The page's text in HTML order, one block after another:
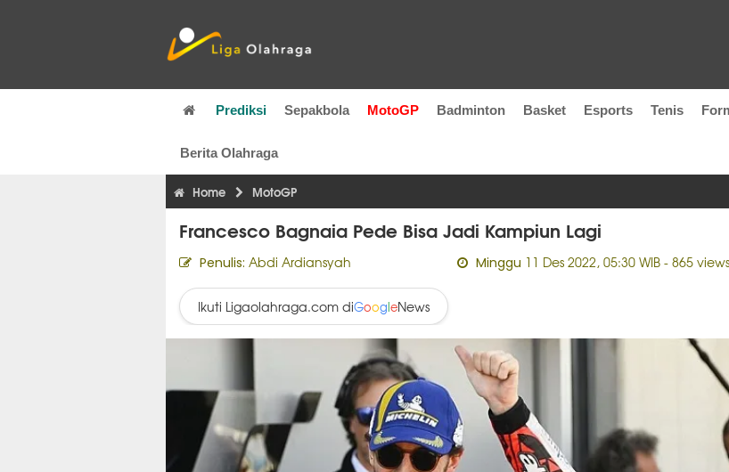
Prediksi Sepakbola MotoGP Badminton Basket Esports Tenis
Berita Olahraga
Home MotoGP
Francesco Bagnaia Pede Bisa Jadi Kampiun Lagi
Penulis: Abdi Ardiansyah Minggu 11 Des 2022, 05:30 WIB- 865 views
Ikuti Ligaolahraga.com diGoogleNews